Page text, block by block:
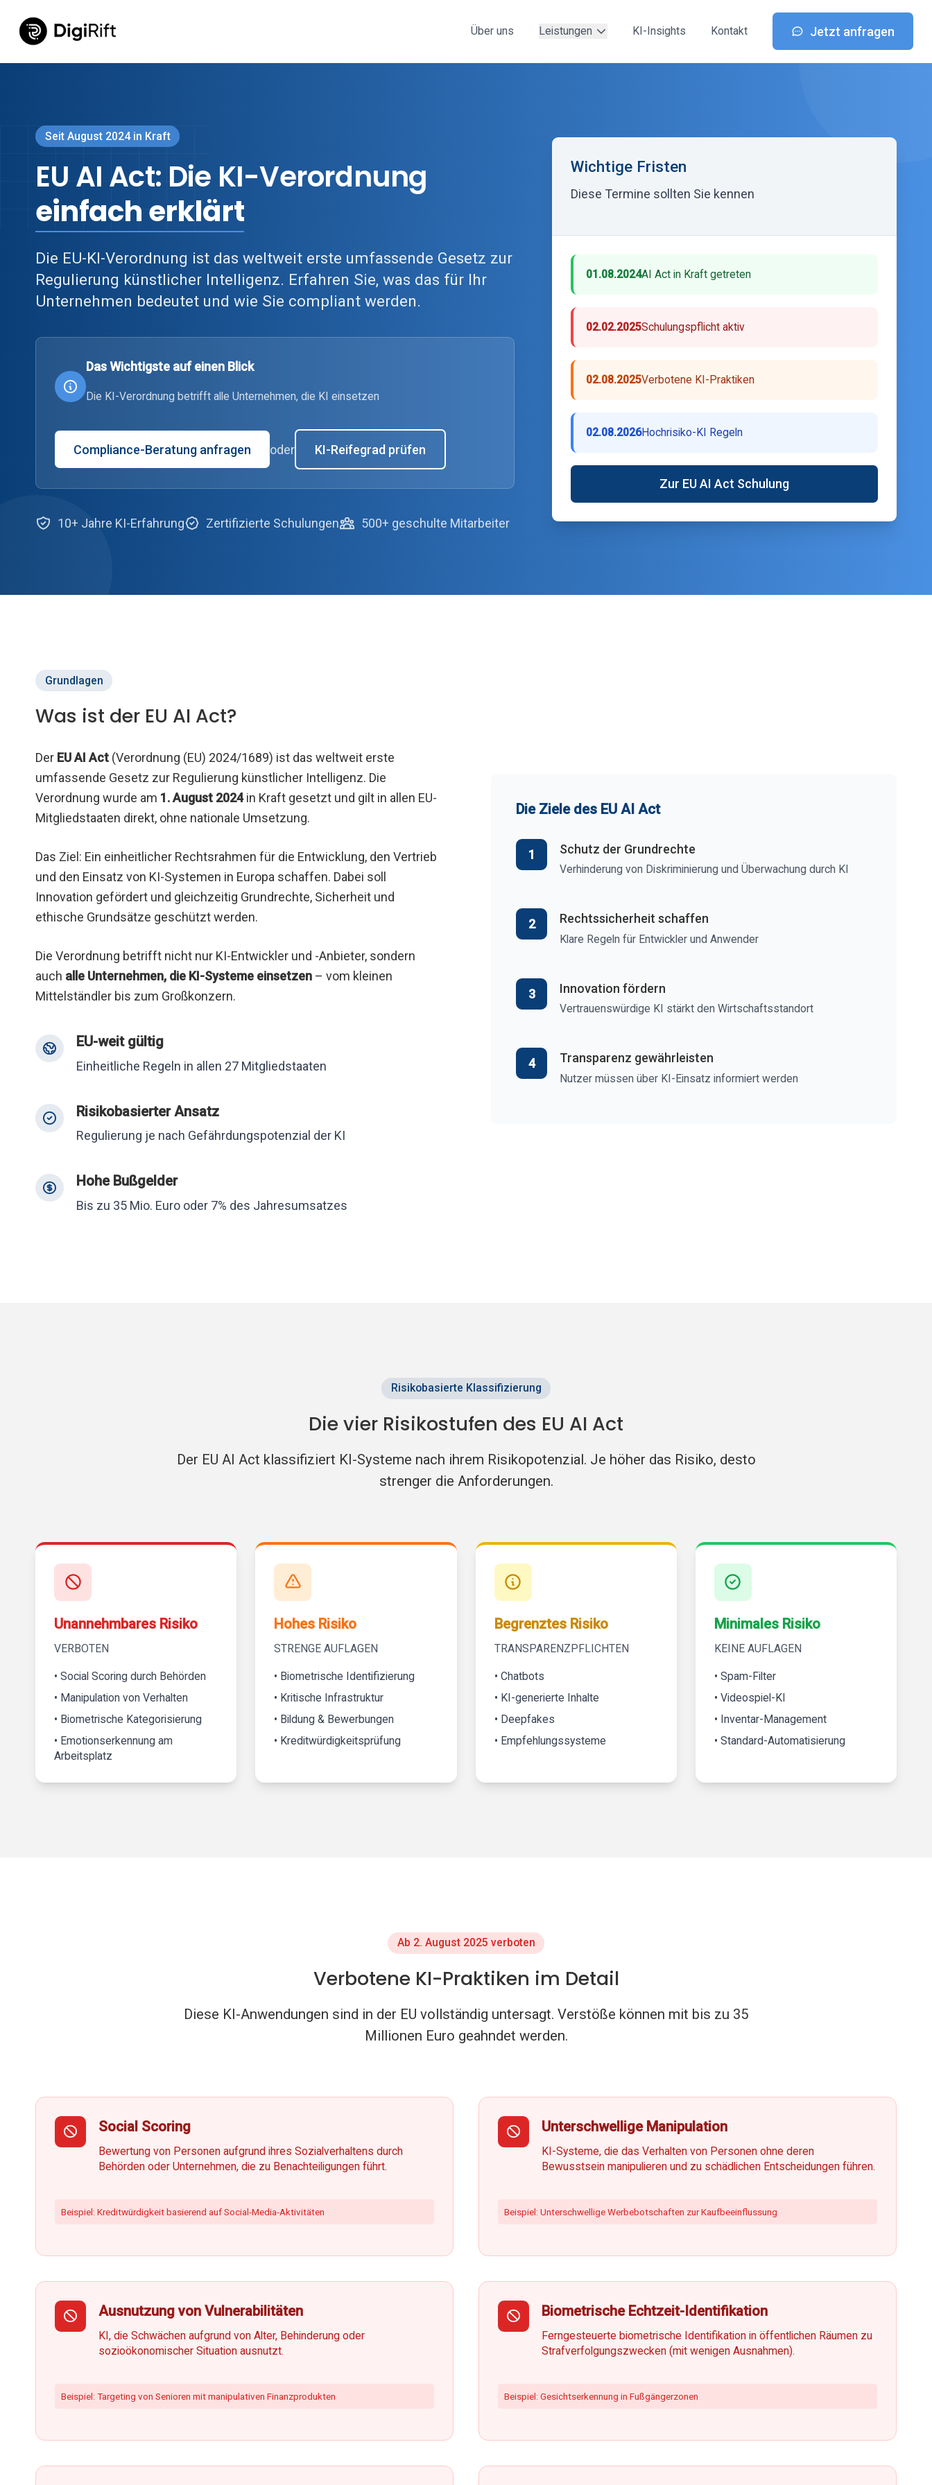
Über uns Leistungen KI-Insights Kontakt Jetzt anfragen
Seit August 2024 in Kraft
EU AI Act: Die KI-Verordnung
einfach erklärt
Die EU-KI-Verordnung ist das weltweit erste umfassende Gesetz zur
Regulierung künstlicher Intelligenz. Erfahren Sie, was das für Ihr
Unternehmen bedeutet und wie Sie compliant werden.
Das Wichtigste auf einen Blick
Die KI-Verordnung betrifft alle Unternehmen, die KI einsetzen
Compliance-Beratung anfragen oder KI-Reifegrad prüfen
10+ Jahre KI-Erfahrung Zertifizierte Schulungen 500+ geschulte Mitarbeiter
Wichtige Fristen
Diese Termine sollten Sie kennen
01.08.2024AI Act in Kraft getreten
02.02.2025Schulungspflicht aktiv
02.08.2025Verbotene KI-Praktiken
02.08.2026Hochrisiko-KI Regeln
Zur EU AI Act Schulung
Grundlagen
Was ist der EU AI Act?
Der EU AI Act (Verordnung (EU) 2024/1689) ist das weltweit erste
umfassende Gesetz zur Regulierung künstlicher Intelligenz. Die
Verordnung wurde am 1. August 2024in Kraft gesetzt und gilt in allen EU-
Mitgliedstaaten direkt, ohne nationale Umsetzung.
Das Ziel: Ein einheitlicher Rechtsrahmen für die Entwicklung, den Vertrieb
und den Einsatz von KI-Systemen in Europa schaffen. Dabei soll
Innovation gefördert und gleichzeitig Grundrechte, Sicherheit und
ethische Grundsätze geschützt werden.
Die Verordnung betrifft nicht nur KI-Entwickler und -Anbieter, sondern
auch alle Unternehmen, die KI-Systeme einsetzen – vom kleinen
Mittelständler bis zum Großkonzern.
EU-weit gültig
Einheitliche Regeln in allen 27 Mitgliedstaaten
Risikobasierter Ansatz
Regulierung je nach Gefährdungspotenzial der KI
Hohe Bußgelder
Bis zu 35 Mio. Euro oder 7% des Jahresumsatzes
Die Ziele des EU AI Act
1 Schutz der Grundrechte
Verhinderung von Diskriminierung und Überwachung durch KI
2 Rechtssicherheit schaffen
Klare Regeln für Entwickler und Anwender
3 Innovation fördern
Vertrauenswürdige KI stärkt den Wirtschaftsstandort
4 Transparenz gewährleisten
Nutzer müssen über KI-Einsatz informiert werden
Risikobasierte Klassifizierung
Die vier Risikostufen des EU AI Act
Der EU AI Act klassifiziert KI-Systeme nach ihrem Risikopotenzial. Je höher das Risiko, desto
strenger die Anforderungen.
Unannehmbares Risiko
VERBOTEN
• Social Scoring durch Behörden
• Manipulation von Verhalten
• Biometrische Kategorisierung
• Emotionserkennung am
Arbeitsplatz
Hohes Risiko
STRENGE AUFLAGEN
• Biometrische Identifizierung
• Kritische Infrastruktur
• Bildung & Bewerbungen
• Kreditwürdigkeitsprüfung
Begrenztes Risiko
TRANSPARENZPFLICHTEN
• Chatbots
• KI-generierte Inhalte
• Deepfakes
• Empfehlungssysteme
Minimales Risiko
KEINE AUFLAGEN
• Spam-Filter
• Videospiel-KI
• Inventar-Management
• Standard-Automatisierung
Ab 2. August 2025 verboten
Verbotene KI-Praktiken im Detail
Diese KI-Anwendungen sind in der EU vollständig untersagt. Verstöße können mit bis zu 35
Millionen Euro geahndet werden.
Social Scoring
Bewertung von Personen aufgrund ihres Sozialverhaltens durch
Behörden oder Unternehmen, die zu Benachteiligungen führt.
Beispiel: Kreditwürdigkeit basierend auf Social-Media-Aktivitäten
Unterschwellige Manipulation
KI-Systeme, die das Verhalten von Personen ohne deren
Bewusstsein manipulieren und zu schädlichen Entscheidungen führen.
Beispiel: Unterschwellige Werbebotschaften zur Kaufbeeinflussung
Ausnutzung von Vulnerabilitäten
KI, die Schwächen aufgrund von Alter, Behinderung oder
sozioökonomischer Situation ausnutzt.
Beispiel: Targeting von Senioren mit manipulativen Finanzprodukten
Biometrische Echtzeit-Identifikation
Ferngesteuerte biometrische Identifikation in öffentlichen Räumen zu
Strafverfolgungszwecken (mit wenigen Ausnahmen).
Beispiel: Gesichtserkennung in Fußgängerzonen